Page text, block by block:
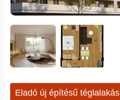
Eladó új építésű téglalakás